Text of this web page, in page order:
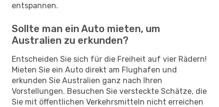
entspannen.
Sollte man ein Auto mieten, um
Australien zu erkunden?
Entscheiden Sie sich für die Freiheit auf vier Rädern!
Mieten Sie ein Auto direkt am Flughafen und
erkunden Sie Australien ganz nach Ihren
Vorstellungen. Besuchen Sie versteckte Schätze, die
Sie mit öffentlichen Verkehrsmitteln nicht erreichen